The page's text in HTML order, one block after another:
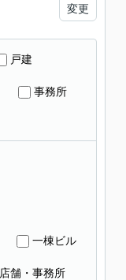
変更
戸建
事務所
一棟ビル
店舗・事務所